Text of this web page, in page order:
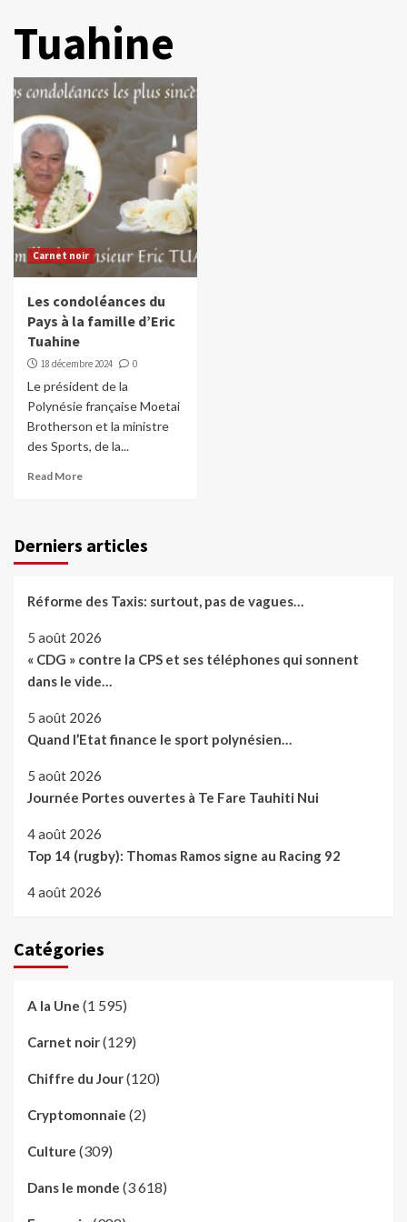
Tuahine
Carnet noir
Les condoléances du
Pays à la famille d’Eric
Tuahine
18 décembre 2024 0
Le président de la
Polynésie française Moetai
Brotherson et la ministre
des Sports, de la...
Read More
Derniers articles
Réforme des Taxis: surtout, pas de vagues…
5 août 2026
« CDG » contre la CPS et ses téléphones qui sonnent
dans le vide…
5 août 2026
Quand l’Etat finance le sport polynésien…
5 août 2026
Journée Portes ouvertes à Te Fare Tauhiti Nui
4 août 2026
Top 14 (rugby): Thomas Ramos signe au Racing 92
4 août 2026
Catégories
A la Une (1 595)
Carnet noir(129)
Chiffre du Jour(120)
Cryptomonnaie (2)
Culture (309)
Dans le monde (3 618)